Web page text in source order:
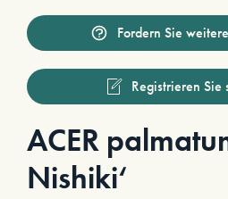
Fordern Sie
Registrieren Sie
ACER
Nishiki‘